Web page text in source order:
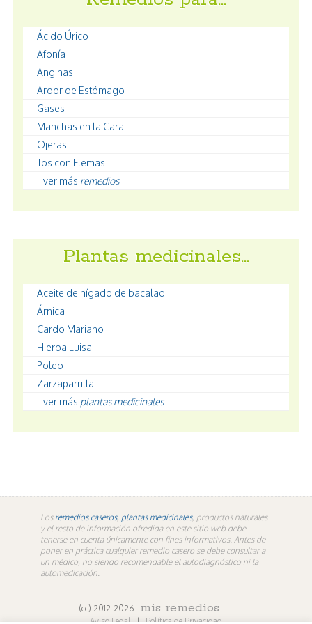
Ácido Úrico
Afonía
Anginas
Ardor de Estómago
Gases
Manchas en la Cara
Ojeras
Tos con Flemas
...ver más remedios
Plantas medicinales…
Aceite de hígado de bacalao
Árnica
Cardo Mariano
Hierba Luisa
Poleo
Zarzaparrilla
...ver más plantas medicinales
Los remedios caseros, plantas medicinales, productos naturales
y el resto de información ofredida en este sitio web debe
tenerse en cuenta únicamente con fines informativos. Antes de
poner en práctica cualquier remedio casero se debe consultar a
un médico, no siendo recomendable el autodiagnóstico ni la
automedicación.
(cc) 2012-2026 mis remedios
Aviso Legal | Política de Privacidad